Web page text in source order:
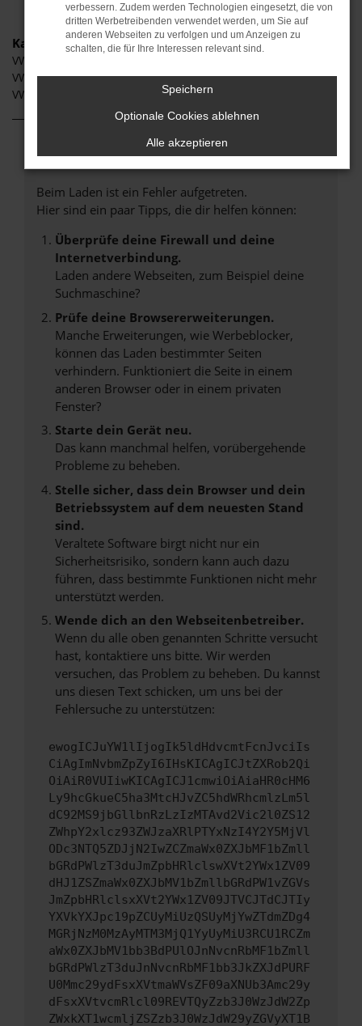
Kategorie
VW Taigo Neuwagen Nürnberg
VW Taigo Nürnberg
VW Taigo Gebrauchtwagen Nürnberg
Fehler: Network Error
Beim Laden ist ein Fehler aufgetreten.
Hier sind ein paar Tipps, die dir helfen können:
Überprüfe deine Firewall und deine
Internetverbindung.
Laden andere Webseiten, zum Beispiel deine
Suchmaschine?
Prüfe deine Browsererweiterungen.
Manche Erweiterungen, wie Werbeblocker,
können das Laden bestimmter Seiten
verhindern. Funktioniert die Seite in einem
anderen Browser oder in einem privaten
Fenster?
Starte dein Gerät neu.
Das kann manchmal helfen, vorübergehende
Probleme zu beheben.
Stelle sicher, dass dein Browser und dein
Betriebssystem auf dem neuesten Stand
sind.
Veraltete Software birgt nicht nur ein
Sicherheitsrisiko, sondern kann auch dazu
führen, dass bestimmte Funktionen nicht mehr
unterstützt werden.
Wende dich an den Webseitenbetreiber.
Wenn du alle oben genannten Schritte versucht
hast, kontaktiere uns bitte. Wir werden
versuchen, das Problem zu beheben. Du kannst
uns diesen Text schicken, um uns bei der
Fehlersuche zu unterstützen:
ewogICJuYW1lIjogIk5ldHdvcmtFcnJvciIs
CiAgImNvbmZpZyI6IHsKICAgICJtZXRob2Qi
OiAiR0VUIiwKICAgICJ1cmwiOiAiaHR0cHM6
Ly9hcGkueC5ha3MtcHJvZC5hdWRhcmlzLm5l
dC92MS9jbGllbnRzLzIzMTAvd2Vic2l0ZS12
ZWhpY2xlcz93ZWJzaXRlPTYxNzI4Y2Y5MjVl
ODc3NTQ5ZDJjN2IwZCZmaWx0ZXJbMF1bZmll
bGRdPWlzT3duJmZpbHRlclswXVt2YWx1ZV09
dHJ1ZSZmaWx0ZXJbMV1bZmllbGRdPW1vZGVs
JmZpbHRlclsxXVt2YWx1ZV09JTVCJTdCJTIy
YXVkYXJpc19pZCUyMiUzQSUyMjYwZTdmZDg4
MGRjNzM0MzAyMTM3MjQ1YyUyMiU3RCU1RCZm
aWx0ZXJbMV1bb3BdPUlOJnNvcnRbMF1bZmll
bGRdPWlzT3duJnNvcnRbMF1bb3JkZXJdPURF
U0Mmc29ydFsxXVtmaWVsZF09aXNUb3Amc29y
dFsxXVtvcmRlcl09REVTQyZzb3J0WzJdW2Zp
ZWxkXT1wcmljZSZzb3J0WzJdW29yZGVyXT1B
verbessern. Zudem werden Technologien eingesetzt, die von
dritten Werbetreibenden verwendet werden, um Sie auf
anderen Webseiten zu verfolgen und um Anzeigen zu
schalten, die für Ihre Interessen relevant sind.
Speichern
Optionale Cookies ablehnen
Alle akzeptieren